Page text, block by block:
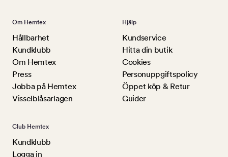
Om Hemtex
Hållbarhet
Kundklubb
Om Hemtex
Press
Jobba på Hemtex
Visselblåsarlagen
Hjälp
Kundservice
Hitta din butik
Cookies
Personuppgiftspolicy
Öppet köp & Retur
Guider
Club Hemtex
Kundklubb
Logga in